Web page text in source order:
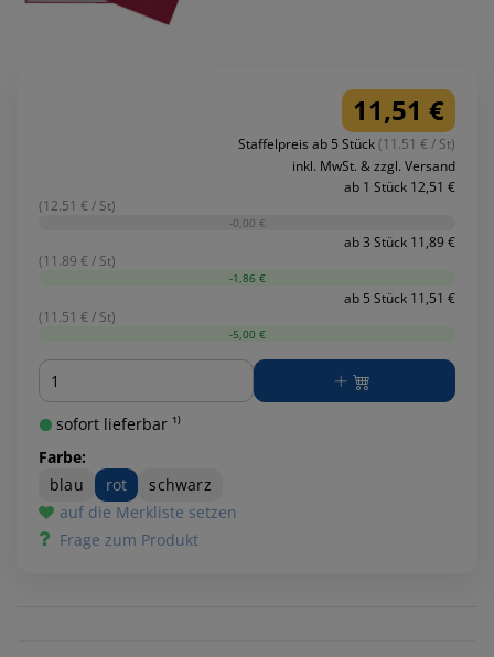
11,51 €
Staffelpreis ab 5 Stück(11.51 € / St)
inkl. MwSt. & zzgl. Versand
ab 1 Stück 12,51 €
(12.51 € / St)
-0,00 €
ab 3 Stück 11,89 €
(11.89 € / St)
-1,86 €
ab 5 Stück 11,51 €
(11.51 € / St)
-5,00 €
Menge
sofort lieferbar ¹⁾
Farbe:
blau
rot
schwarz
auf die Merkliste setzen
Frage zum Produkt